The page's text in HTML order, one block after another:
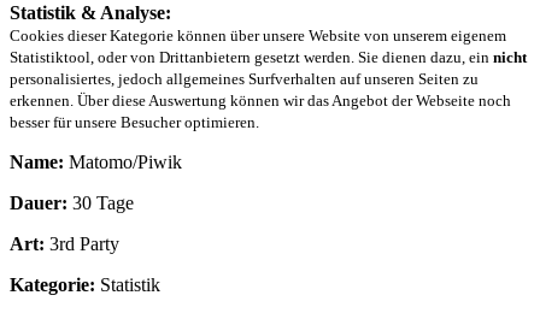
Statistik & Analyse:
Cookies dieser Kategorie können über unsere Website von unserem eigenem
Statistiktool, oder von Drittanbietern gesetzt werden. Sie dienen dazu, ein nicht
personalisiertes, jedoch allgemeines Surfverhalten auf unseren Seiten zu
erkennen. Über diese Auswertung können wir das Angebot der Webseite noch
besser für unsere Besucher optimieren.
Name: Matomo/Piwik
Dauer: 30 Tage
Art: 3rd Party
Kategorie: Statistik